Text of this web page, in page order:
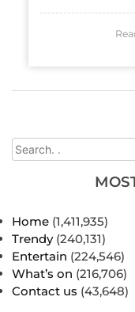
Home (1,411,935)
Trendy (240,131)
Entertain (224,546)
What’s on (216,706)
Contact us (43,648)